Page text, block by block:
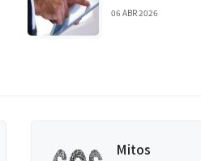
06 ABR 2026
Mitos